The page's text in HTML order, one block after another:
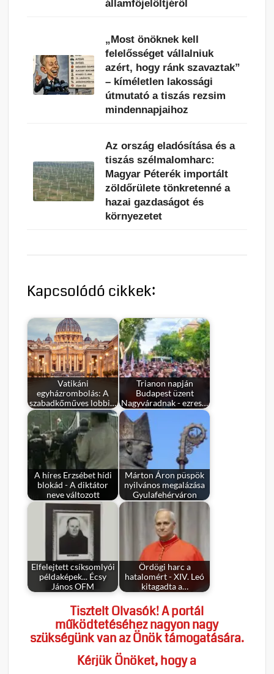
államfőjelöltjéről
„Most önöknek kell
felelősséget vállalniuk
azért, hogy ránk szavaztak”
– kíméletlen lakossági
útmutató a tiszás rezsim
mindennapjaihoz
Az ország eladósítása és a
tiszás szélmalomharc:
Magyar Péterék importált
zöldőrülete tönkretenné a
hazai gazdaságot és
környezetet
Kapcsolódó cikkek:
Vatikáni
egyházrombolás: A
szabadkőműves lobbi…
Trianon napján
Budapest üzent
Nagyváradnak - ezres…
A híres Erzsébet hídi
blokád - A diktátor
neve változott
Márton Áron püspök
nyilvános megalázása
Gyulafehérváron
Elfelejtett csíksomlyói
példaképek... Écsy
János OFM
Ördögi harc a
hatalomért - XIV. Leó
kitagadta a…
Tisztelt Olvasók! A portál
működtetéséhez nagyon nagy
szükségünk van az Önök támogatására.
Kérjük Önöket, hogy a